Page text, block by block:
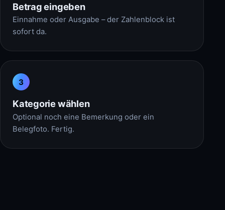
Betrag eingeben
Einnahme oder Ausgabe – der Zahlenblock ist
sofort da.
3
Kategorie wählen
Optional noch eine Bemerkung oder ein
Belegfoto. Fertig.